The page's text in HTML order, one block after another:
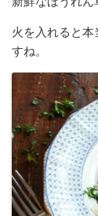
火を入れると
すね。